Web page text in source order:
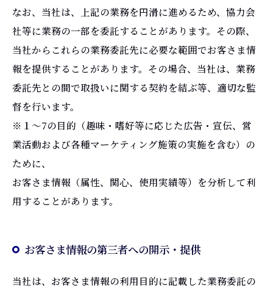
なお、当社は、上記の業務を円滑に進めるため、協力会
社等に業務の一部を委託することがあります。その際、
当社からこれらの業務委託先に必要な範囲でお客さま情
報を提供することがあります。その場合、当社は、業務
委託先との間で取扱いに関する契約を結ぶ等、適切な監
督を行います。
※１～7の目的（趣味・嗜好等に応じた広告・宣伝、営
業活動および各種マーケティング施策の実施を含む）の
ために、
お客さま情報（属性、関心、使用実績等）を分析して利
用することがあります。
お客さま情報の第三者への開示・提供
当社は、お客さま情報の利用目的に記載した業務委託の